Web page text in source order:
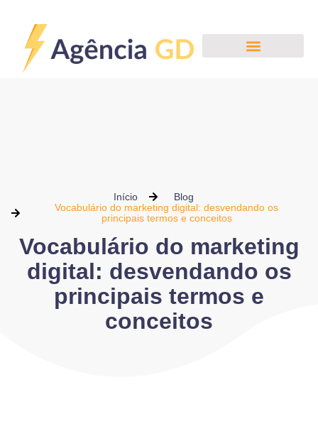
Início
Blog
Vocabulário do marketing digital: desvendando os
principais termos e conceitos
Vocabulário do marketing
digital: desvendando os
principais termos e
conceitos